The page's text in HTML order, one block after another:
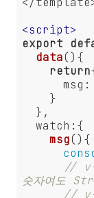
<script>
export
data() {
return
msg :
watch :{
msg() {
// v-
숫자여도
// v-